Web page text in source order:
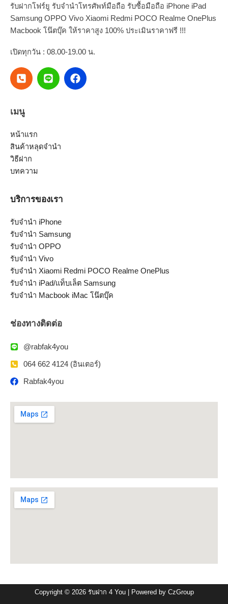
รับฝากโฟร์ยู รับจำนำโทรศัพท์มือถือ รับซื้อมือถือ iPhone iPad
Samsung OPPO Vivo Xiaomi Redmi POCO Realme OnePlus
Macbook โน๊ตบุ๊ค ให้ราคาสูง 100% ประเมินราคาฟรี !!!
เปิดทุกวัน : 08.00-19.00 น.
เมนู
หน้าแรก
สินค้าหลุดจำนำ
วิธีฝาก
บทความ
บริการของเรา
รับจำนำ iPhone
รับจำนำ Samsung
รับจำนำ OPPO
รับจำนำ Vivo
รับจำนำ Xiaomi Redmi POCO Realme OnePlus
รับจำนำ iPad/แท็บเล็ต Samsung
รับจำนำ Macbook iMac โน๊ตบุ๊ค
ช่องทางติดต่อ
@rabfak4you
064 662 4124 (อินเตอร์)
Rabfak4you
Copyright © 2026 รับฝาก 4 You| Powered by CzGroup